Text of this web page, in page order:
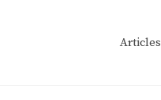
Articles